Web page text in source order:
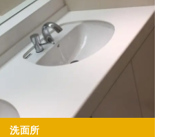
洗面所